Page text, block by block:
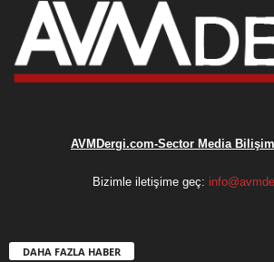
AVMDergi.com-Sector Media
Bizimle iletişime geç:
DAHA FAZLA HABER